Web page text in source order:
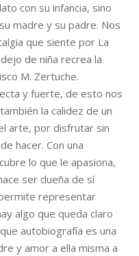
con su infancia, sino
madre y su padre. Nos
que siente por La
de niña recrea la
M. Zertuche.
y fuerte, de esto nos
la calidez de un
arte, por disfrutar sin
hacer. Con una
lo que le apasiona,
ser dueña de sí
representar
algo que queda claro
autobiografía es una
y amor a ella misma a